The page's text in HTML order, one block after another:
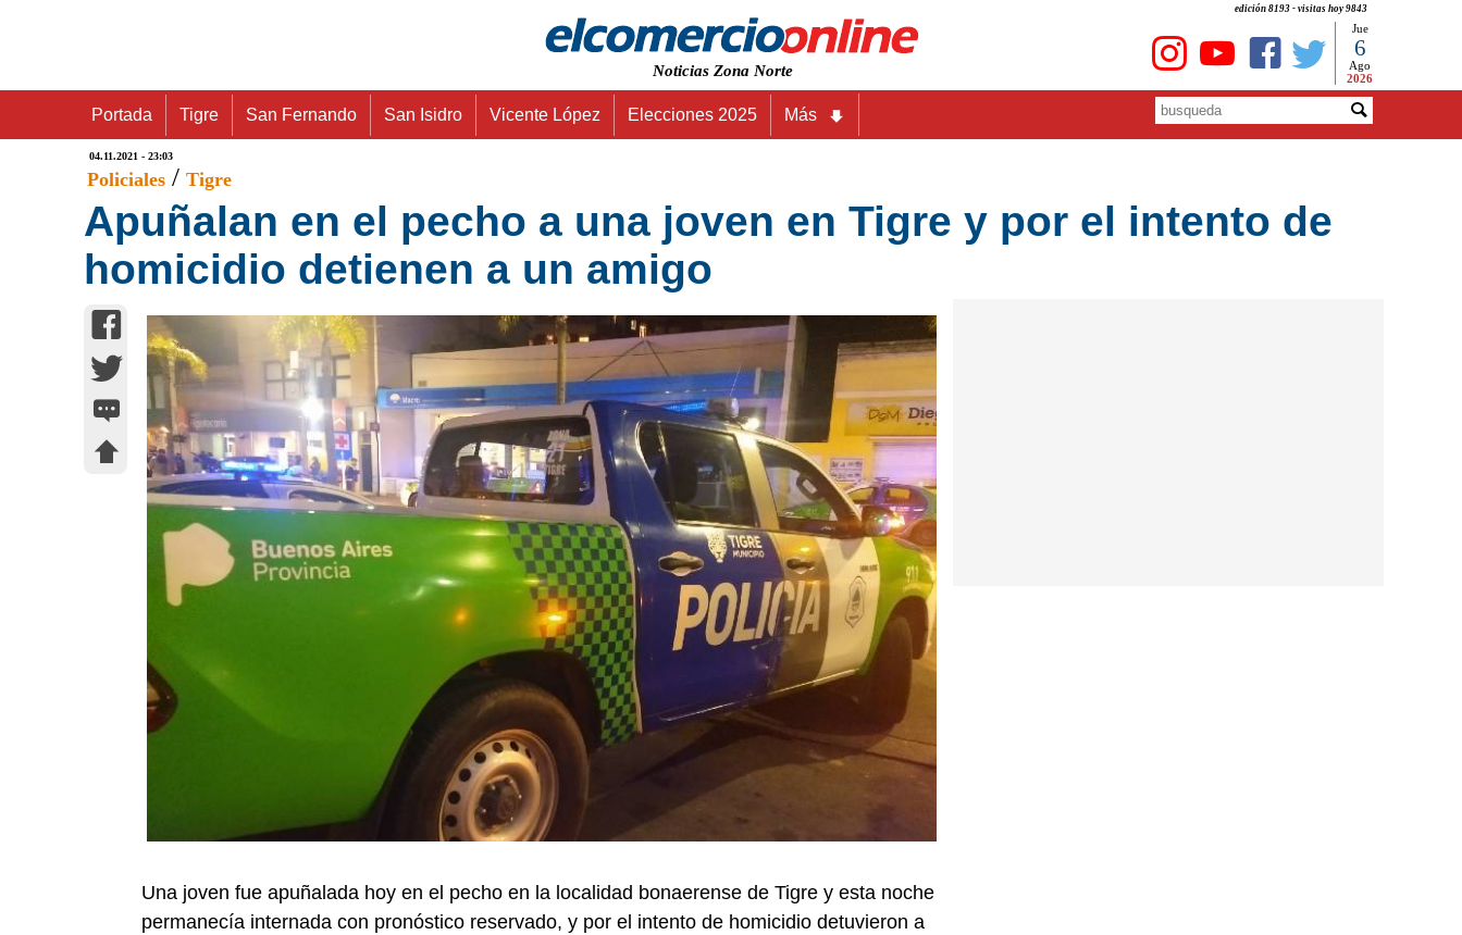
edición 8193 - visitas hoy 9843
Noticias Zona Norte
Jue
6
Ago
2026
Portada Tigre San Fernando San Isidro Vicente López Elecciones 2025 Más
04.11.2021 - 23:03
Policiales / Tigre
Apuñalan en el pecho a una joven en Tigre y por el intento de
homicidio detienen a un amigo
Una joven fue apuñalada hoy en el pecho en la localidad bonaerense de Tigre y esta noche
permanecía internada con pronóstico reservado, y por el intento de homicidio detuvieron a